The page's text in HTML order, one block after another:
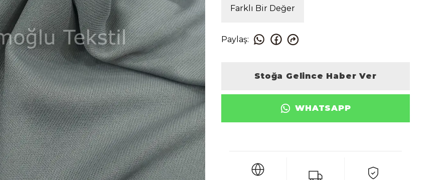
Farklı Bir Değer
Paylaş:
Stoğa Gelince Haber Ver
WHATSAPP